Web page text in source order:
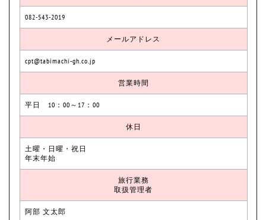
082-543-2019
メールアドレス
cpt@tabimachi-gh.co.jp
営業時間
平日 10：00～17：00
休日
土曜・日曜・祝日
年末年始
旅行業務
取扱管理者
阿部 文太郎